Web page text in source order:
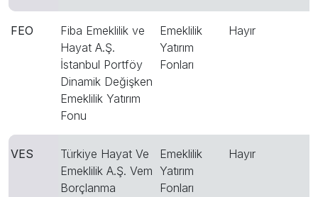
FEO
Fiba Emeklilik ve
Hayat A.Ş.
İstanbul Portföy
Dinamik Değişken
Emeklilik Yatırım
Fonu
Emeklilik
Yatırım
Fonları
Hayır
VES
Türkiye Hayat Ve
Emeklilik A.Ş. Vem
Borçlanma
Emeklilik
Yatırım
Fonları
Hayır